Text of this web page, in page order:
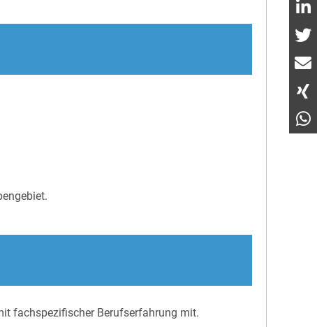
fachspezifischer Berufserfahrung mit.